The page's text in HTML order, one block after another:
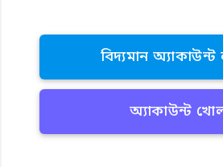
বিদ্যমান
অ্যাকাউন্ট